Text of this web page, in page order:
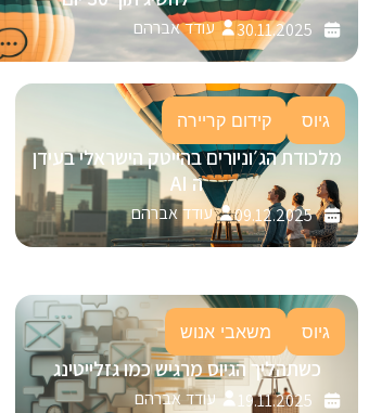
30.11.2025 עודד אברהם
גיוס קידום קריירה
מלכודת הג׳וניורים בהייטק הישראלי בעידן
ה AI
09.12.2025 עודד אברהם
גיוס משאבי אנוש
כשתהליך הגיוס מרגיש כמו גזלייטינג
19.11.2025 עודד אברהם